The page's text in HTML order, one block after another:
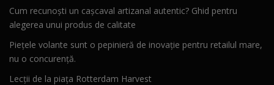
Cum recunoști un cașcaval artizanal autentic? Ghid pentru
alegerea unui produs de calitate
Piețele volante sunt o pepinieră de inovație pentru retailul mare,
nu o concurență.
Lecții de la piața Rotterdam Harvest